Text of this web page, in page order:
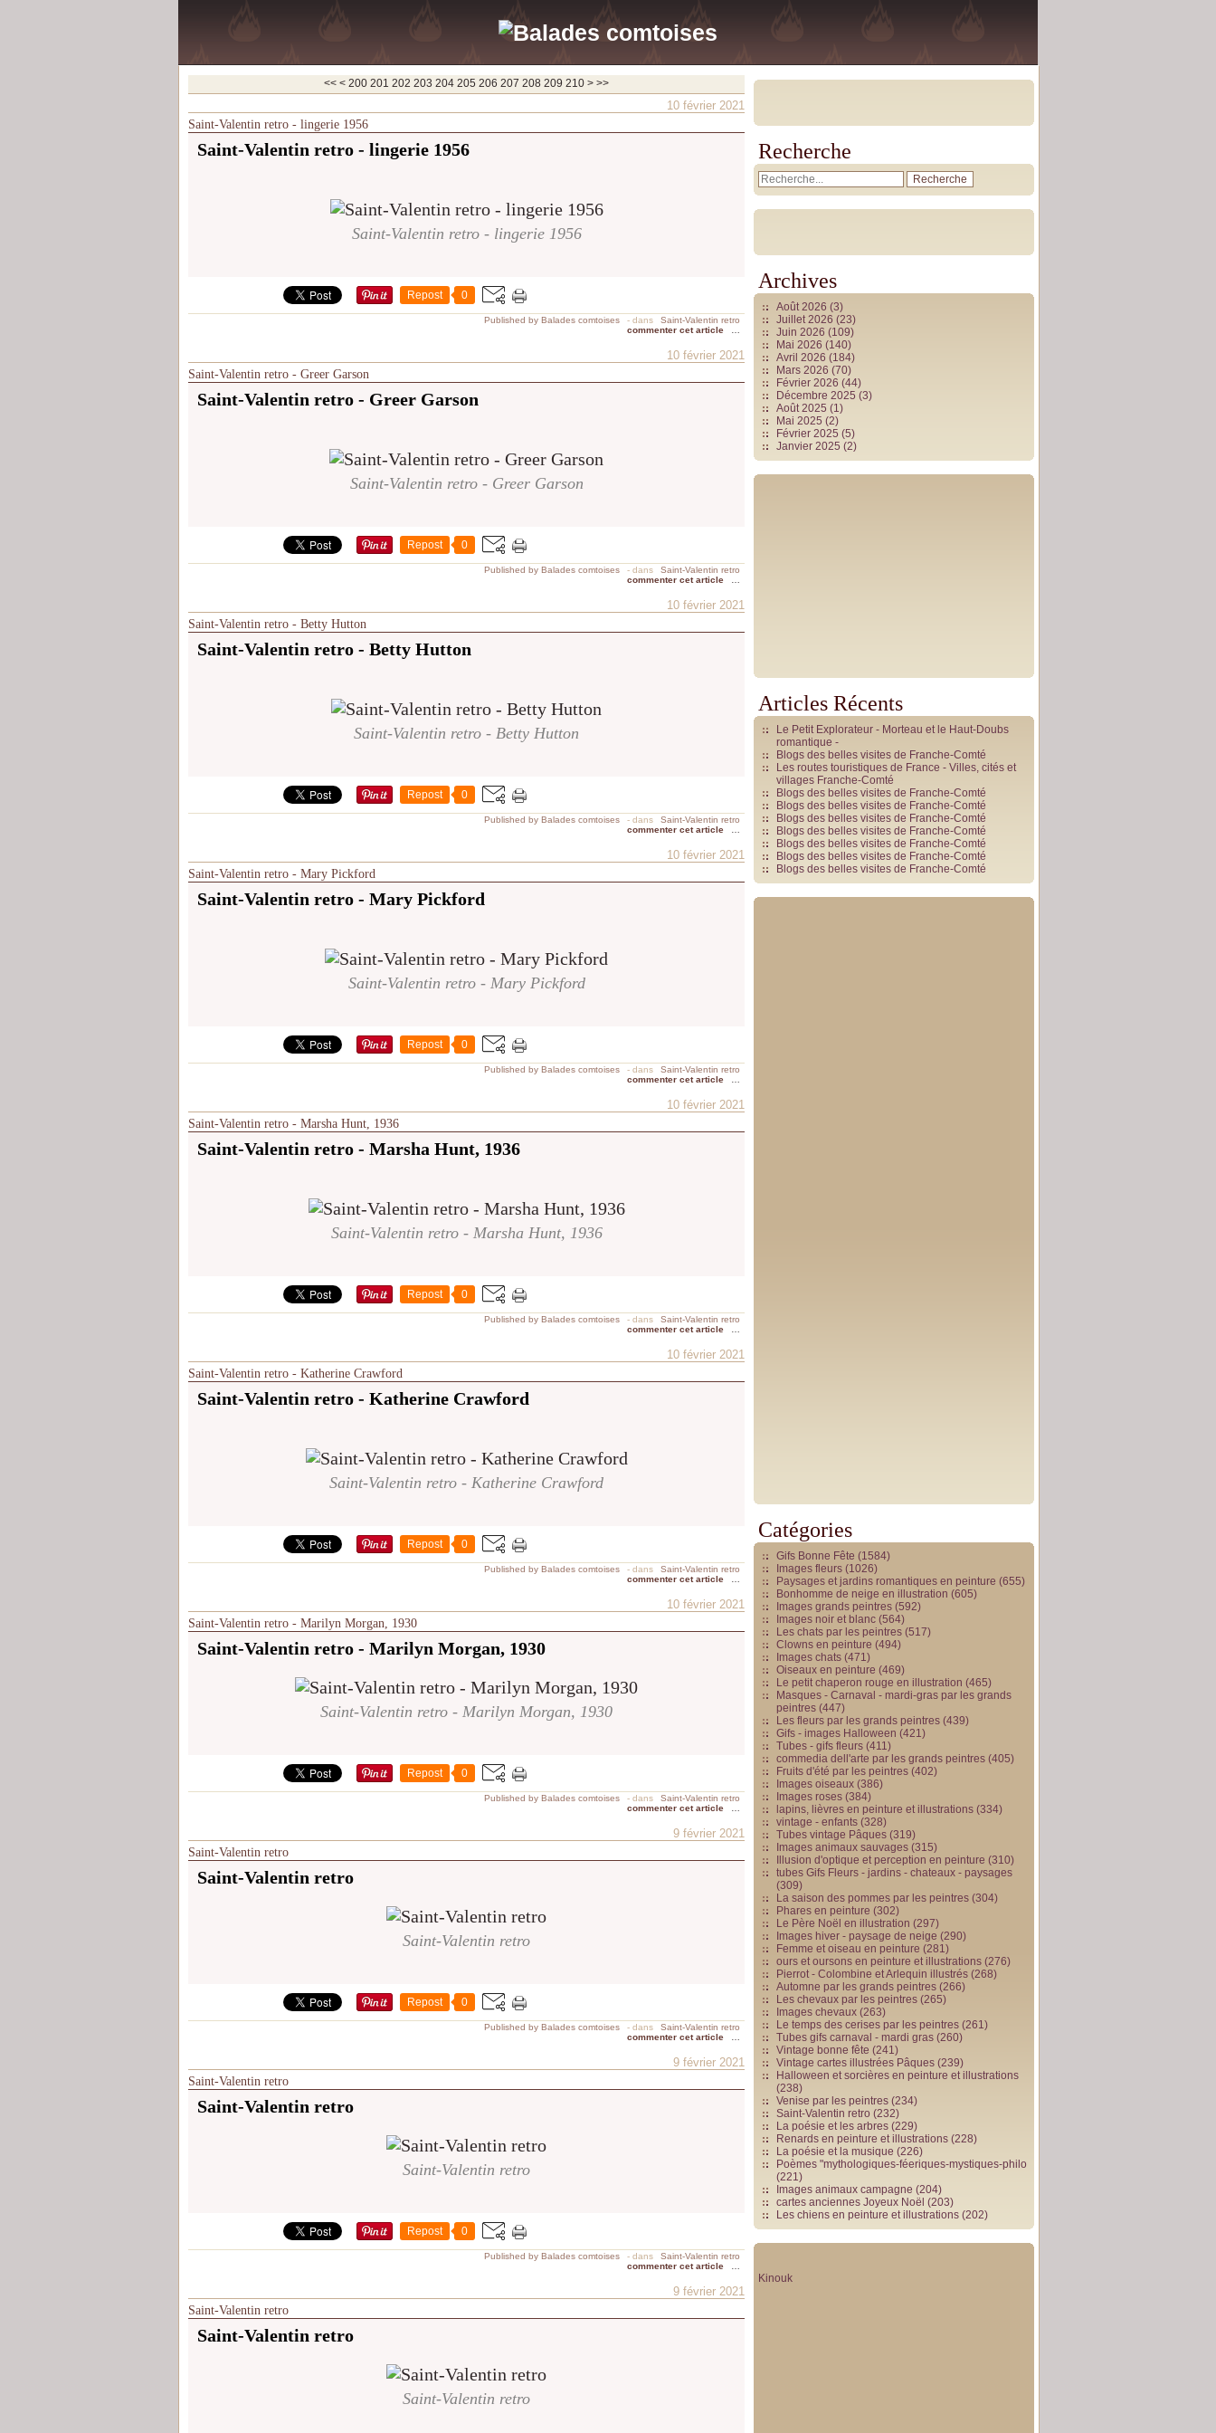
<< < 200 201 202 203 204 205 206 207 208 209 210 220
230
240
250
260
270
280
290
300
400
500
600
700
800
900
1000
1100
1200
1300
1400
1500
1600
1700
1800
1900
2000
2100
2200
2300
2400
2500
2600
2700
2800
2900
3000
3100
3200
3300
3400
3500
3600
3700
> >>
10 février 2021
Saint-Valentin retro - lingerie 1956
Saint-Valentin retro - lingerie 1956
Saint-Valentin retro - lingerie 1956
Repost 0
Published by Balades comtoises - dans
Saint-Valentin retro
commenter cet article
10 février 2021
Saint-Valentin retro - Greer Garson
Saint-Valentin retro - Greer Garson
Saint-Valentin retro - Greer Garson
Repost 0
Published by Balades comtoises - dans
Saint-Valentin retro
commenter cet article
10 février 2021
Saint-Valentin retro - Betty Hutton
Saint-Valentin retro - Betty Hutton
Saint-Valentin retro - Betty Hutton
Repost 0
Published by Balades comtoises - dans
Saint-Valentin retro
commenter cet article
10 février 2021
Saint-Valentin retro - Mary Pickford
Saint-Valentin retro - Mary Pickford
Saint-Valentin retro - Mary Pickford
Repost 0
Published by Balades comtoises - dans
Saint-Valentin retro
commenter cet article
10 février 2021
Saint-Valentin retro - Marsha Hunt, 1936
Saint-Valentin retro - Marsha Hunt, 1936
Saint-Valentin retro - Marsha Hunt, 1936
Repost 0
Published by Balades comtoises - dans
Saint-Valentin retro
commenter cet article
10 février 2021
Saint-Valentin retro - Katherine Crawford
Saint-Valentin retro - Katherine Crawford
Saint-Valentin retro - Katherine Crawford
Repost 0
Published by Balades comtoises - dans
Saint-Valentin retro
commenter cet article
10 février 2021
Saint-Valentin retro - Marilyn Morgan, 1930
Saint-Valentin retro - Marilyn Morgan, 1930
Saint-Valentin retro - Marilyn Morgan, 1930
Repost 0
Published by Balades comtoises - dans
Saint-Valentin retro
commenter cet article
9 février 2021
Saint-Valentin retro
Saint-Valentin retro
Saint-Valentin retro
Repost 0
Published by Balades comtoises - dans
Saint-Valentin retro
commenter cet article
9 février 2021
Saint-Valentin retro
Saint-Valentin retro
Saint-Valentin retro
Repost 0
Published by Balades comtoises - dans
Saint-Valentin retro
commenter cet article
9 février 2021
Saint-Valentin retro
Saint-Valentin retro
Saint-Valentin retro
Recherche
Archives
Août 2026 (3)
Juillet 2026 (23)
Juin 2026 (109)
Mai 2026 (140)
Avril 2026 (184)
Mars 2026 (70)
Février 2026 (44)
Décembre 2025 (3)
Août 2025 (1)
Mai 2025 (2)
Février 2025 (5)
Janvier 2025 (2)
Articles Récents
Le Petit Explorateur - Morteau et le Haut-Doubs
romantique -
Blogs des belles visites de Franche-Comté
Les routes touristiques de France - Villes, cités et
villages Franche-Comté
Blogs des belles visites de Franche-Comté
Blogs des belles visites de Franche-Comté
Blogs des belles visites de Franche-Comté
Blogs des belles visites de Franche-Comté
Blogs des belles visites de Franche-Comté
Blogs des belles visites de Franche-Comté
Blogs des belles visites de Franche-Comté
Catégories
Gifs Bonne Fête (1584)
Images fleurs (1026)
Paysages et jardins romantiques en peinture (655)
Bonhomme de neige en illustration (605)
Images grands peintres (592)
Images noir et blanc (564)
Les chats par les peintres (517)
Clowns en peinture (494)
Images chats (471)
Oiseaux en peinture (469)
Le petit chaperon rouge en illustration (465)
Masques - Carnaval - mardi-gras par les grands
peintres (447)
Les fleurs par les grands peintres (439)
Gifs - images Halloween (421)
Tubes - gifs fleurs (411)
commedia dell'arte par les grands peintres (405)
Fruits d'été par les peintres (402)
Images oiseaux (386)
Images roses (384)
lapins, lièvres en peinture et illustrations (334)
vintage - enfants (328)
Tubes vintage Pâques (319)
Images animaux sauvages (315)
Illusion d'optique et perception en peinture (310)
tubes Gifs Fleurs - jardins - chateaux - paysages
(309)
La saison des pommes par les peintres (304)
Phares en peinture (302)
Le Père Noël en illustration (297)
Images hiver - paysage de neige (290)
Femme et oiseau en peinture (281)
ours et oursons en peinture et illustrations (276)
Pierrot - Colombine et Arlequin illustrés (268)
Automne par les grands peintres (266)
Les chevaux par les peintres (265)
Images chevaux (263)
Le temps des cerises par les peintres (261)
Tubes gifs carnaval - mardi gras (260)
Vintage bonne fête (241)
Vintage cartes illustrées Pâques (239)
Halloween et sorcières en peinture et illustrations
(238)
Venise par les peintres (234)
Saint-Valentin retro (232)
La poésie et les arbres (229)
Renards en peinture et illustrations (228)
La poésie et la musique (226)
Poèmes "mythologiques-féeriques-mystiques-philo
(221)
Images animaux campagne (204)
cartes anciennes Joyeux Noël (203)
Les chiens en peinture et illustrations (202)
Kinouk